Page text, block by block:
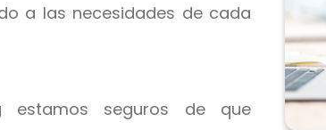
a las necesidades de cada
estamos seguros de que